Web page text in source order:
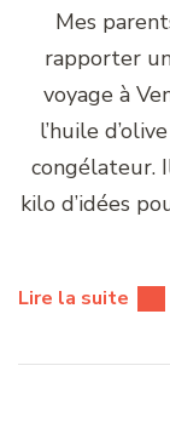
Mes
rapporter
voyage à
l’huile
congélateur.
kilo d’idées
Lire la suite